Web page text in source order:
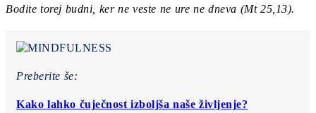
Bodite torej budni, ker ne veste ne ure ne dneva (Mt 25,13).
Preberite še:
Kako lahko čuječnost izboljša naše življenje?